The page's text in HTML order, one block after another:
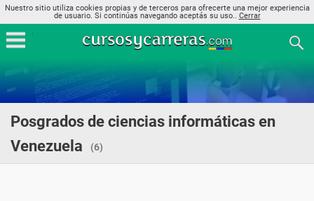
Nuestro sitio utiliza cookies propias y de terceros para ofrecerte una mejor experiencia
de usuario. Si continúas navegando aceptás su uso.. Cerrar
Posgrados de ciencias informáticas en
Venezuela
(6)